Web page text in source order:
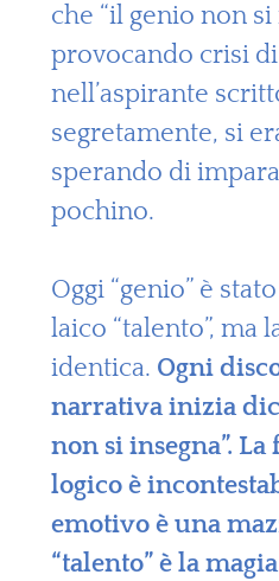
che “il genio non si
provocando crisi
nell’aspirante
segretamente, si
sperando di
pochino.
Oggi “genio” è
laico “talento”, ma
identica. Ogni
narrativa inizia
non si insegna”.
logico è
emotivo è una
“talento” è la